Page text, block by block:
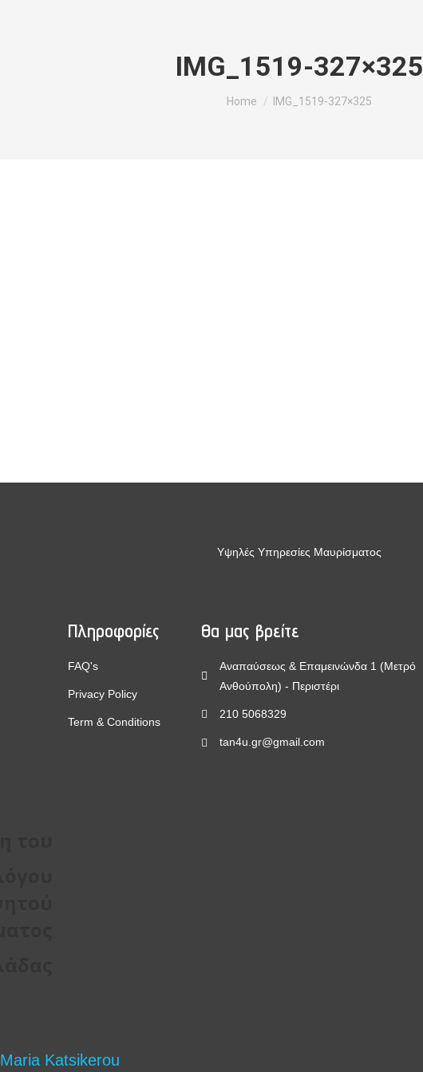
IMG_1519-327×325
You are here:
Home IMG_1519-327×325
Υψηλές Υπηρεσίες Μαυρίσματος
Πληροφορίες
FAQ's
Privacy Policy
Term & Conditions
Θα μας βρείτε
Αναπαύσεως & Επαμεινώνδα 1 (Μετρό
Ανθούπολη) - Περιστέρι
210 5068329
tan4u.gr@gmail.com
Maria Katsikerou